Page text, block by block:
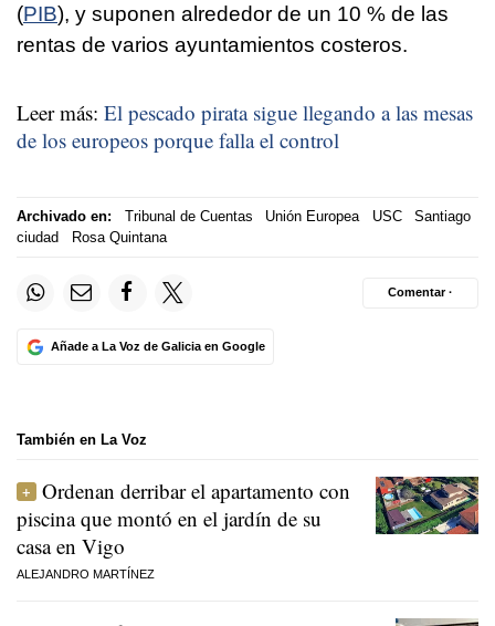
(PIB), y suponen alrededor de un 10 % de las
rentas de varios ayuntamientos costeros.
Leer más: El pescado pirata sigue llegando a las mesas
de los europeos porque falla el control
Archivado en: Tribunal de Cuentas Unión Europea USC
Santiago
ciudad
Rosa Quintana
Añade a La Voz de Galicia en Google
Comentar ·
También en La Voz
Ordenan derribar el apartamento con
piscina que montó en el jardín de su
casa en Vigo
ALEJANDRO MARTÍNEZ